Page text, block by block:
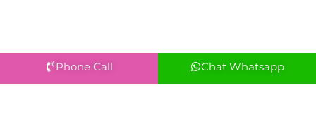
Phone Call Chat Whatsapp